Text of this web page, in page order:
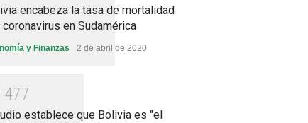
encabeza la tasa de mortalidad
coronavirus en Sudamérica
y Finanzas 2 de abril de 2020
477
establece que Bolivia es "el